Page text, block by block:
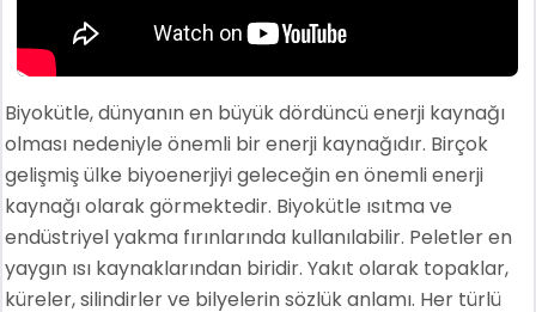
Biyokütle, dünyanın en büyük dördüncü enerji kaynağı
olması nedeniyle önemli bir enerji kaynağıdır. Birçok
gelişmiş ülke biyoenerjiyi geleceğin en önemli enerji
kaynağı olarak görmektedir. Biyokütle ısıtma ve
endüstriyel yakma fırınlarında kullanılabilir. Peletler en
yaygın ısı kaynaklarından biridir. Yakıt olarak topaklar,
küreler, silindirler ve bilyelerin sözlük anlamı. Her türlü